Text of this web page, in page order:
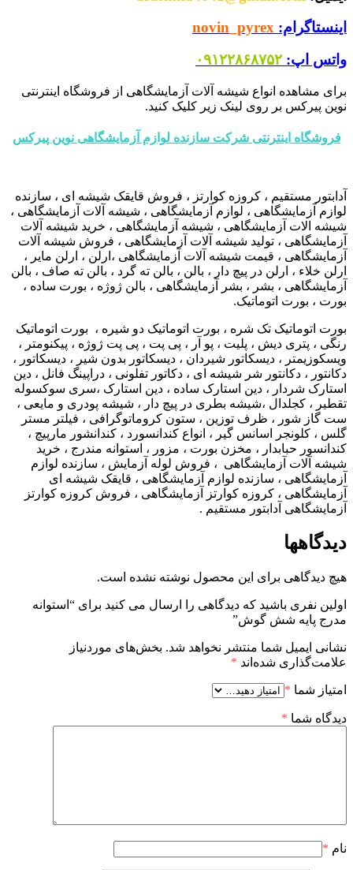
اینستاگرام: novin_pyrex
واتس اپ: ۰۹۱۲۲۸۶۸۷۵۲
برای مشاهده انواع شیشه آلات آزمایشگاهی از فروشگاه اینترنتی
نوین پیرکس بر روی لینک زیر کلیک کنید.
فروشگاه اینترنتی شرکت سازنده لوازم آزمایشگاهی نوین پیرکس
آدابتور مستقیم ، کروزه کوارتز ، فروش قایقک شیشه ای ، سازنده
لوازم آزمایشگاهی ، لوازم آزمایشگاهی ، شیشه آلات آزمایشگاهی ،
شیشه الات آزمایشگاهی ، شیشه آزمایشگاهی ، خرید شیشه آلات
آزمایشگاهی ، تولید شیشه آلات آزمایشگاهی ، فروش شیشه آلات
آزمایشگاهی ، قیمت شیشه آلات آزمایشگاهی ،ارلن ، ارلن مایر ،
ارلن خلاء ، ارلن در پیچ دار ، بالن ، بالن ته گرد ، بالن ته صاف ، بالن
آزمایشگاهی ، بشر ، بشر آزمایشگاهی ، بالن ژوژه ، بورت ساده ،
بورت ، بورت اتوماتیک.
بورت اتوماتیک تک شره ، بورت اتوماتیک دو شیره ، بورت اتوماتیک
رنگی ، پتری دیش ، پلیت ، پو آر ، پی پت ، پی پت ژوژه ، پیکنومتر ،
ویسکوزیمتر ، دیسکاتور شیردان ، دیسکاتور بدون شیر ، دیسکاتور ،
دکانتور ، دکانتور شر شیشه ای ، دکاتور تفلونی ، دراپینگ فانل ، دین
استارک شردار ، دین استارک ساده ، دین استارک ،سری سوکسوله
تقطیر ، کجلدال ،شیشه بطری در پیچ دار ، شیشه پودری و مایعی ،
ست گاز شور ، ظرف توزین ، ستون کروماتوگرافی ، فیلتر مستر
گلس ، کلونجر اسانس گیر ، انواع کندانسورد ، کندانشور مارپیچ ،
کندانسور حبابدار ، مخزن بورت ، مزور ، استوانه مندرج ، خرید
شیشه آلات آزمایشگاهی ، فروش لوله آزمایش ، سازنده لوازم
آزمایشگاهی ، سازنده لوازم آزمایشگاهی ، قایقک شیشه ای
آزمایشگاهی ، کروزه کوارتز آزمایشگاهی ، فروش کروزه کوارتز
آزمایشگاهی آدابتور مستقیم .
دیدگاهها
هیچ دیدگاهی برای این محصول نوشته نشده است.
اولین نفری باشید که دیدگاهی را ارسال می کنید برای “استوانه
مدرج پایه شش گوش”
نشانی ایمیل شما منتشر نخواهد شد. بخش‌های موردنیاز
علامت‌گذاری شده‌اند *
امتیاز شما *
دیدگاه شما *
نام *